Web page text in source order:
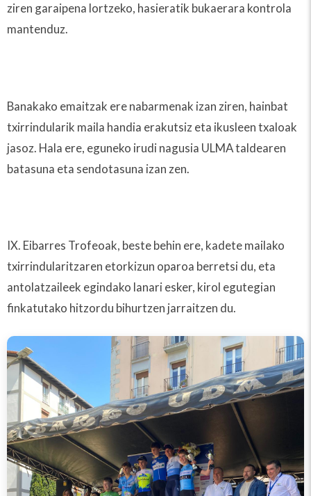
ziren garaipena lortzeko, hasieratik bukaerara kontrola
mantenduz.
Banakako emaitzak ere nabarmenak izan ziren, hainbat
txirrindularik maila handia erakutsiz eta ikusleen txaloak
jasoz. Hala ere, eguneko irudi nagusia ULMA taldearen
batasuna eta sendotasuna izan zen.
IX. Eibarres Trofeoak, beste behin ere, kadete mailako
txirrindularitzaren etorkizun oparoa berretsi du, eta
antolatzaileek egindako lanari esker, kirol egutegian
finkatutako hitzordu bihurtzen jarraitzen du.